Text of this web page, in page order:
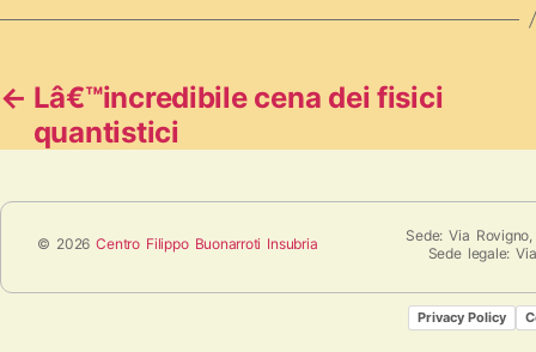
← Lâ€™incredibile cena dei fisici
quantistici
© 2026Centro Filippo Buonarroti Insubria
Sede: Via
Sede legale:
Privacy Policy